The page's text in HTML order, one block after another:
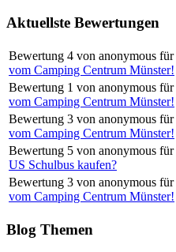
Aktuellste Bewertungen
Bewertung 4 von anonymous für
vom Camping Centrum Münster!
Bewertung 1 von anonymous für
vom Camping Centrum Münster!
Bewertung 3 von anonymous für
vom Camping Centrum Münster!
Bewertung 5 von anonymous für
US Schulbus kaufen?
Bewertung 3 von anonymous für
vom Camping Centrum Münster!
Blog Themen